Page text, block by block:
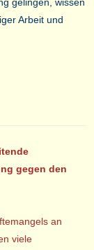
gelingen, wissen
Arbeit und
gegen den
an
viele